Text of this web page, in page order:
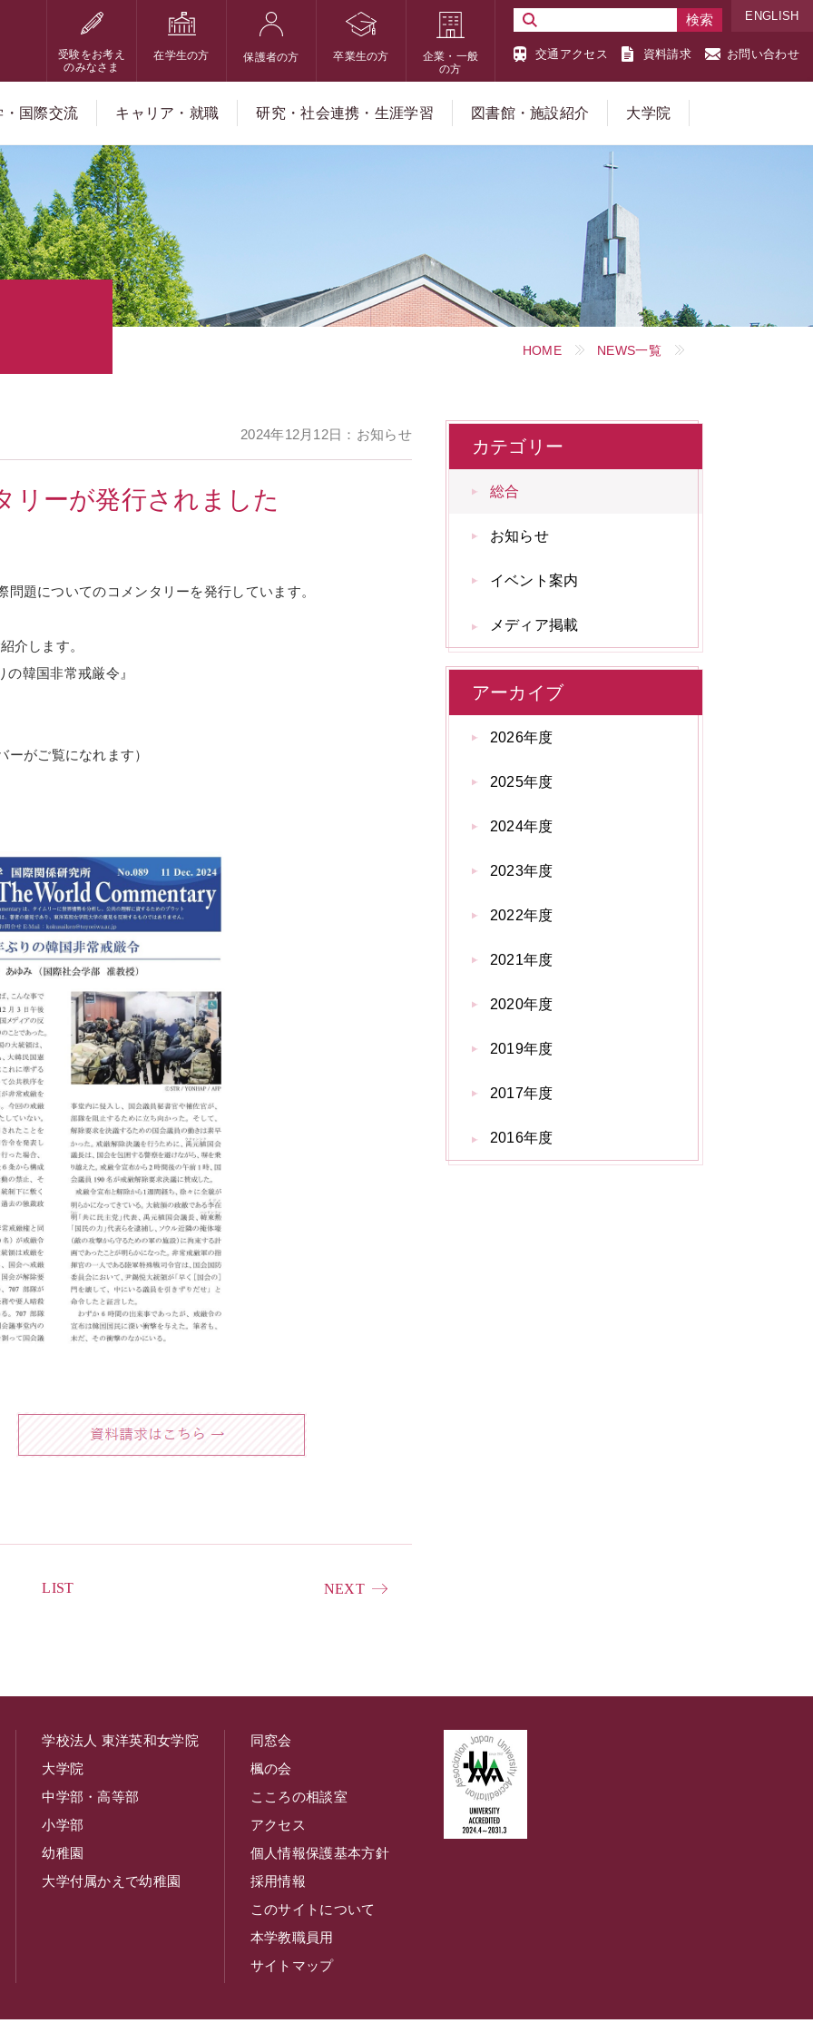
受験をお考え
のみなさま
在学生の方 保護者の方 卒業生の方
企業・一般
の方
交通アクセス 資料請求 お問い合わせ
ENGLISH
・国際交流 キャリア・就職 研究・社会連携・生涯学習 図書館・施設紹介 大学院
HOME NEWS一覧
2024年12月12日：お知らせ
リーが発行されました
題についてのコメンタリーを発行しています。
介します。
韓国非常戒厳令』
ーがご覧になれます）
LIST NEXT
カテゴリー
総合
お知らせ
イベント案内
メディア掲載
アーカイブ
2026年度
2025年度
2024年度
2023年度
2022年度
2021年度
2020年度
2019年度
2017年度
2016年度
学校法人 東洋英和女学院
大学院
中学部・高等部
小学部
幼稚園
大学付属かえで幼稚園
同窓会
楓の会
こころの相談室
アクセス
個人情報保護基本方針
採用情報
このサイトについて
本学教職員用
サイトマップ